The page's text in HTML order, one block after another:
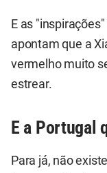
E as
apontam que a
vermelho muito
estrear.
E a Portugal
Para já, não